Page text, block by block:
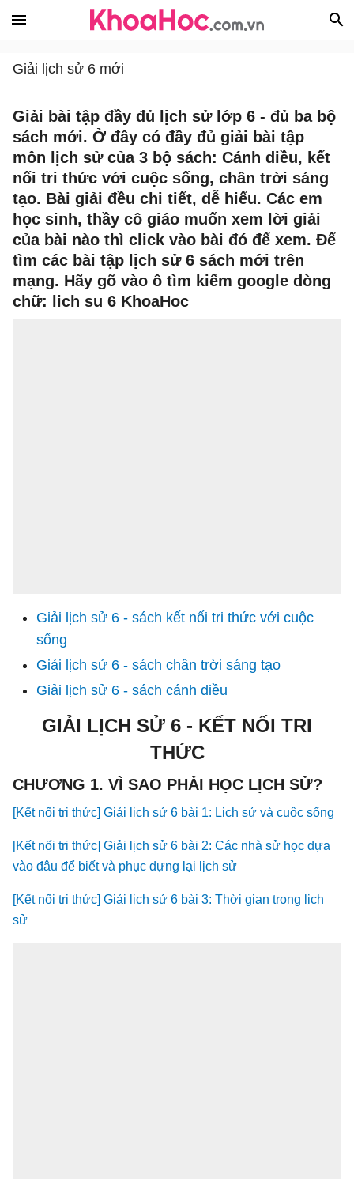
Giải lịch sử 6 mới
Giải bài tập đầy đủ lịch sử lớp 6 - đủ ba bộ
sách mới. Ở đây có đầy đủ giải bài tập
môn lịch sử của 3 bộ sách: Cánh diều, kết
nối tri thức với cuộc sống, chân trời sáng
tạo. Bài giải đều chi tiết, dễ hiểu. Các em
học sinh, thầy cô giáo muốn xem lời giải
của bài nào thì click vào bài đó để xem. Để
tìm các bài tập lịch sử 6 sách mới trên
mạng. Hãy gõ vào ô tìm kiếm google dòng
chữ: lich su 6 KhoaHoc
Giải lịch sử 6 - sách kết nối tri thức với cuộc
sống
Giải lịch sử 6 - sách chân trời sáng tạo
Giải lịch sử 6 - sách cánh diều
GIẢI LỊCH SỬ 6 - KẾT NỐI TRI
THỨC
CHƯƠNG 1. VÌ SAO PHẢI HỌC LỊCH SỬ?
[Kết nối tri thức] Giải lịch sử 6 bài 1: Lịch sử và cuộc sống
[Kết nối tri thức] Giải lịch sử 6 bài 2: Các nhà sử học dựa
vào đâu để biết và phục dựng lại lịch sử
[Kết nối tri thức] Giải lịch sử 6 bài 3: Thời gian trong lịch
sử